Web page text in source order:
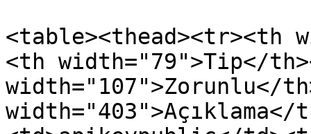
<table><thead><tr><th
<th width="79">Tip</
width="107">Zorunlu</